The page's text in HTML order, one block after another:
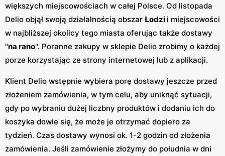
większych miejscowościach w całej Polsce. Od listopada
Delio objął swoją działalnością obszar Łodzi i miejscowości
w najbliższej okolicy tego miasta oferując także dostawy
"na rano". Poranne zakupy w sklepie Delio zrobimy o każdej
porze korzystając ze strony internetowej lub z aplikacji.
Klient Delio wstępnie wybiera porę dostawy jeszcze przed
złożeniem zamówienia, w tym celu, aby uniknąć sytuacji,
gdy po wybraniu dużej liczbny produktów i dodaniu ich do
koszyka dowie się, że może je otrzymać dopiero za
tydzień. Czas dostawy wynosi ok. 1-2 godzin od złożenia
zamówienia. Jeśli zamówienie złożymy do południa w dni